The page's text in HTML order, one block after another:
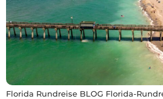
Florida Rundreise BLOG Florida-